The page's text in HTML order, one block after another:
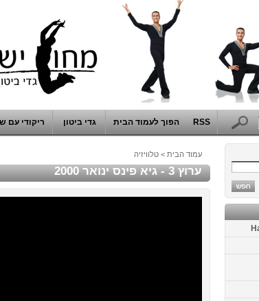
RSS הפוך לעמוד הבית גדי ביטון ריקודי עם
עמוד הבית > טלוויזיה
ערוץ 3 - גיא פינס ינואר 2000